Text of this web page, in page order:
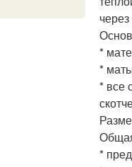
*
*
* все
*